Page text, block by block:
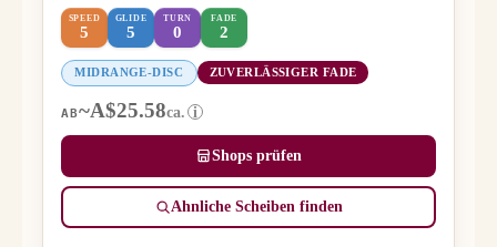
SPEED
5
GLIDE
5
TURN
0
FADE
2
MIDRANGE-DISC ZUVERLÄSSIGER FADE
AB~A$25.58ca. i
Shops prüfen
Ähnliche Scheiben finden